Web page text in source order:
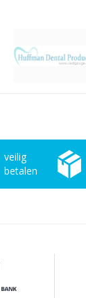
veilig
betalen